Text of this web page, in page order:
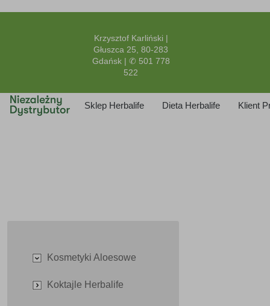
Krzysztof Karliński |
Głuszca 25, 80-283
Gdańsk | ✆ 501 778
522
Sklep Herbalife Dieta Herbalife Klient
Kosmetyki Aloesowe
Koktajle Herbalife